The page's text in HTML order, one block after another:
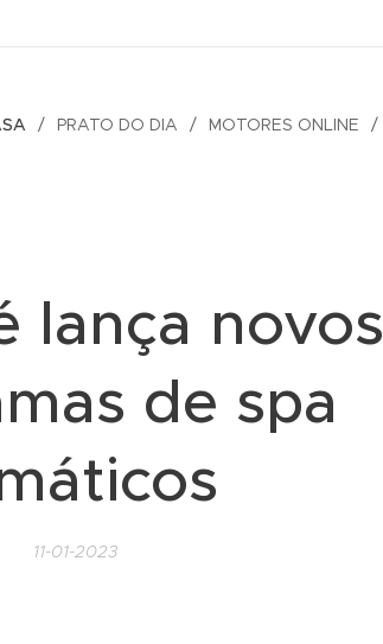
PRATO DO DIA MOTORES ONLINE
lança novos
de spa
11-01-2023